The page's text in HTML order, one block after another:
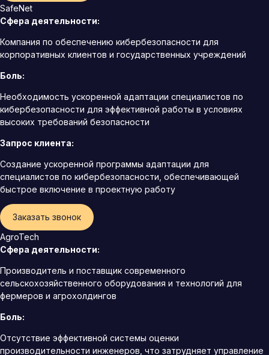
SafeNet
Сфера деятельности:
Компания по обеспечению кибербезопасности для
корпоративных клиентов и государственных учреждений
Боль:
Необходимость ускоренной адаптации специалистов по
кибербезопасности для эффективной работы в условиях
высоких требований безопасности
Запрос клиента:
Создание ускоренной программы адаптации для
специалистов по кибербезопасности, обеспечивающей
быстрое включение в проектную работу
Заказать звонок
AgroTech
Сфера деятельности:
Производитель и поставщик современного
сельскохозяйственного оборудования и технологий для
фермеров и агрохолдингов
Боль:
Отсутствие эффективной системы оценки
производительности инженеров, что затрудняет управление